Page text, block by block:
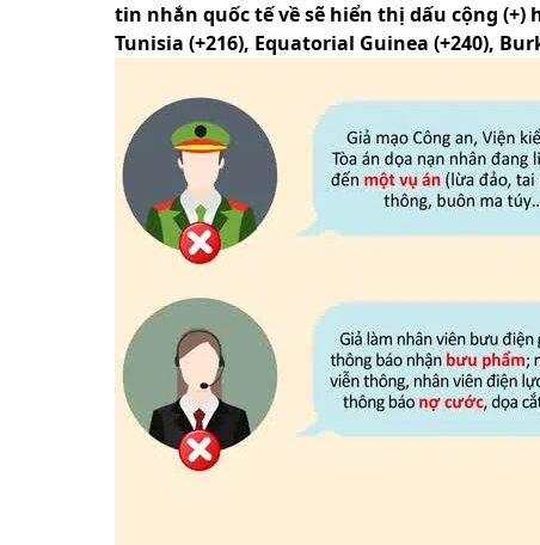
tin nhắn quốc tế về sẽ hiển thị dấu cộng (+)
Tunisia (+216), Equatorial Guinea (+240),